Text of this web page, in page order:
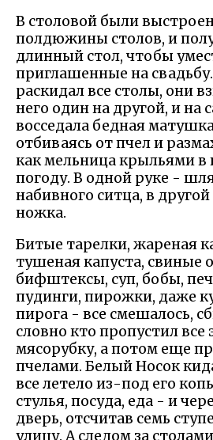
В столовой были
полдюжины столов, и
длинный стол, чтобы
приглашенные на
раскидал все столы, они
него один на другой, и на
восседала бедная
отбиваясь от пчел и
как мельница крыльями в
погоду. В одной руке -
набивного ситца, в
ножка.
Битые тарелки, жареная
тушеная капуста, свиные
бифштексы, суп, бобы,
пудинги, пирожки, даже
пирога - все смешалось,
словно кто пропустил все
мясорубку, а потом еще
пчелами. Белый Носок
все летело из-под его
стулья, посуда, еда - и
дверь, отсчитав семь
улицу. А следом за